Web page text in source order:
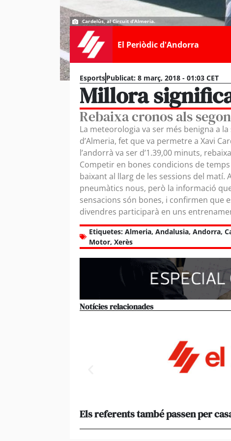
Cardelús, al Circuit d’Almeria.
El Periòdic d'Andorra
EsportsPublicat: 8 març, 2018 - 01:03 CET
Millora
Rebaixa cronos als
La meteorologia va ser més benigna a
d’Almeria, fet que va permetre a Xavi
l’andorrà va ser d’1.39,00 minuts,
Competir en bones condicions de
baixant al llarg de les sessions del matí.
pneumàtics nous, però la informació
sensacions són bones, i confirmen que
divendres participarà en uns
Etiquetes: Almeria, Andalusia, Andorra,
Motor, Xerès
Notícies relacionades
Els referents també passen per